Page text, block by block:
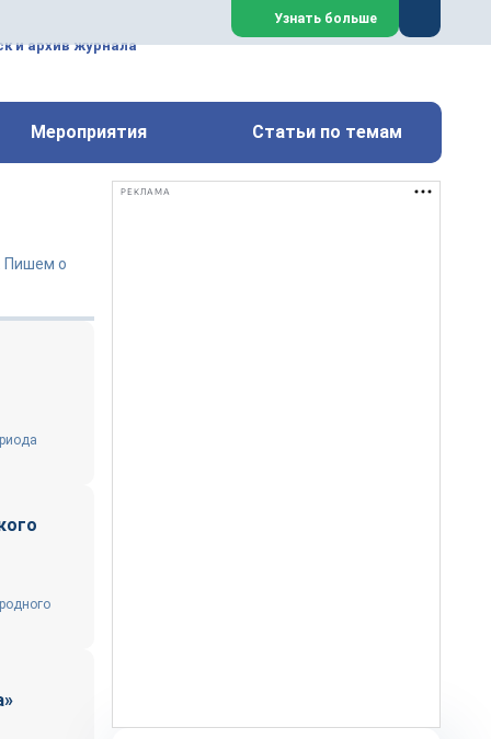
техническим обслуживанием
металлургических
Закрыть
Узнать больше
и архив журнала
Мероприятия Статьи по темам
Пишем о
РЕКЛАМА